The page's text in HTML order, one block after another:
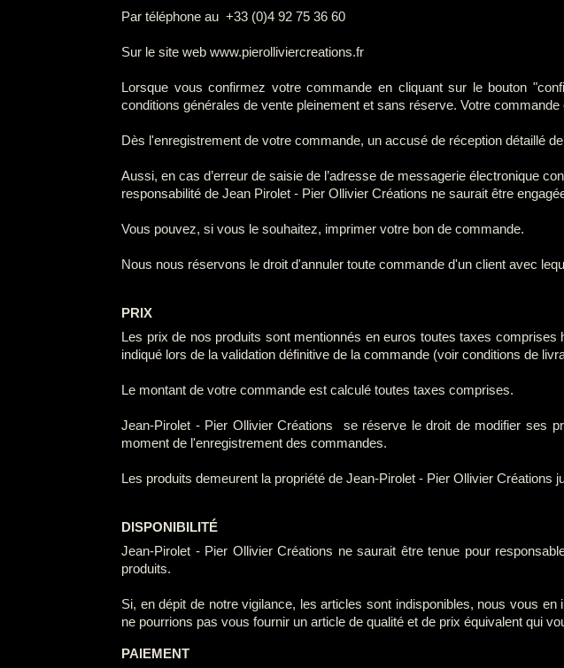
Par téléphone au +33 (0)4 92 75 36 60
Sur le site web www.pierolliviercreations.fr
Lorsque vous confirmez votre commande en cliquant sur le bouton
conditions générales de vente pleinement et sans réserve. Votre
Dès l'enregistrement de votre commande, un accusé de réception détaillé
Aussi, en cas d’erreur de saisie de l’adresse de messagerie électronique
responsabilité de Jean Pirolet - Pier Ollivier Créations ne saurait être
Vous pouvez, si vous le souhaitez, imprimer votre bon de commande.
Nous nous réservons le droit d'annuler toute commande d'un client avec
PRIX
Les prix de nos produits sont mentionnés en euros toutes taxes
indiqué lors de la validation définitive de la commande (voir conditions de
Le montant de votre commande est calculé toutes taxes comprises.
Jean-Pirolet - Pier Ollivier Créations se réserve le droit de modifier ses
moment de l'enregistrement des commandes.
Les produits demeurent la propriété de Jean-Pirolet - Pier Ollivier Créations
DISPONIBILITÉ
Jean-Pirolet - Pier Ollivier Créations ne saurait être tenue pour
produits.
Si, en dépit de notre vigilance, les articles sont indisponibles, nous vous
ne pourrions pas vous fournir un article de qualité et de prix équivalent qui
PAIEMENT